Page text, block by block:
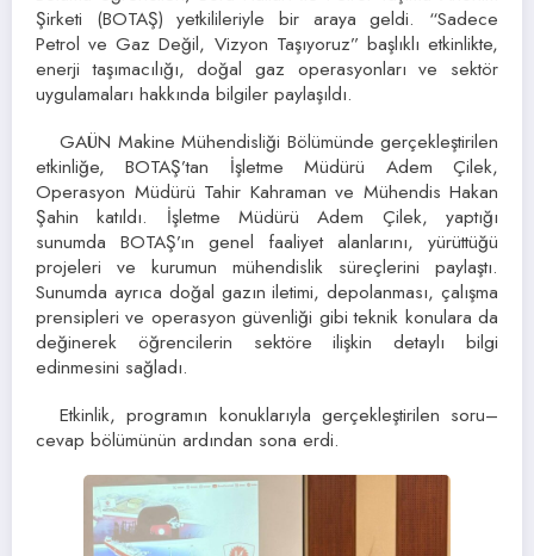
Şirketi (BOTAŞ) yetkilileriyle bir araya geldi. “Sadece
Petrol ve Gaz Değil, Vizyon Taşıyoruz” başlıklı etkinlikte,
enerji taşımacılığı, doğal gaz operasyonları ve sektör
uygulamaları hakkında bilgiler paylaşıldı.
GAÜN Makine Mühendisliği Bölümünde gerçekleştirilen
etkinliğe, BOTAŞ’tan İşletme Müdürü Adem Çilek,
Operasyon Müdürü Tahir Kahraman ve Mühendis Hakan
Şahin katıldı. İşletme Müdürü Adem Çilek, yaptığı
sunumda BOTAŞ’ın genel faaliyet alanlarını, yürüttüğü
projeleri ve kurumun mühendislik süreçlerini paylaştı.
Sunumda ayrıca doğal gazın iletimi, depolanması, çalışma
prensipleri ve operasyon güvenliği gibi teknik konulara da
değinerek öğrencilerin sektöre ilişkin detaylı bilgi
edinmesini sağladı.
Etkinlik, programın konuklarıyla gerçekleştirilen soru–
cevap bölümünün ardından sona erdi.